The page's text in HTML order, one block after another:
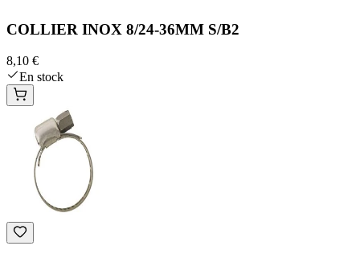
COLLIER INOX 8/24-36MM S/B2
8,10 €
En stock